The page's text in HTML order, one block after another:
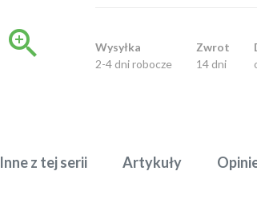

Wysyłka
2-4 dni robocze
Zwrot
14 dni
Inne z tej serii Artykuły